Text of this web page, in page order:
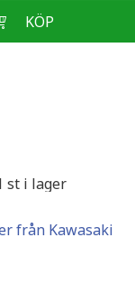
st i lager
från Kawasaki